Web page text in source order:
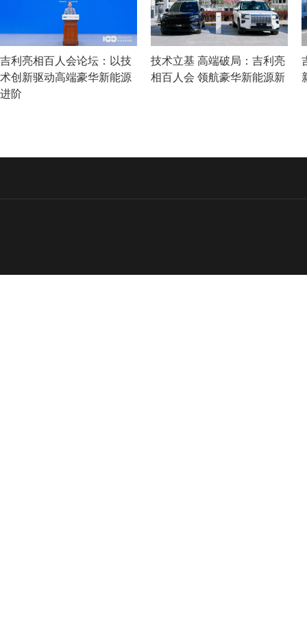
吉利亮相百人会论坛：以技
术创新驱动高端豪华新能源
进阶
技术立基 高端破局：吉利亮
相百人会 领航豪华新能源新